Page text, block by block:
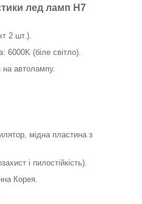
лед ламп H7
2 шт.).
6000K (біле світло).
на автолампу.
мідна пластина з
і пилостійкість).
Корея.